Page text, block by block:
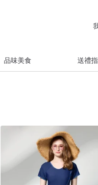
品味美食 送禮